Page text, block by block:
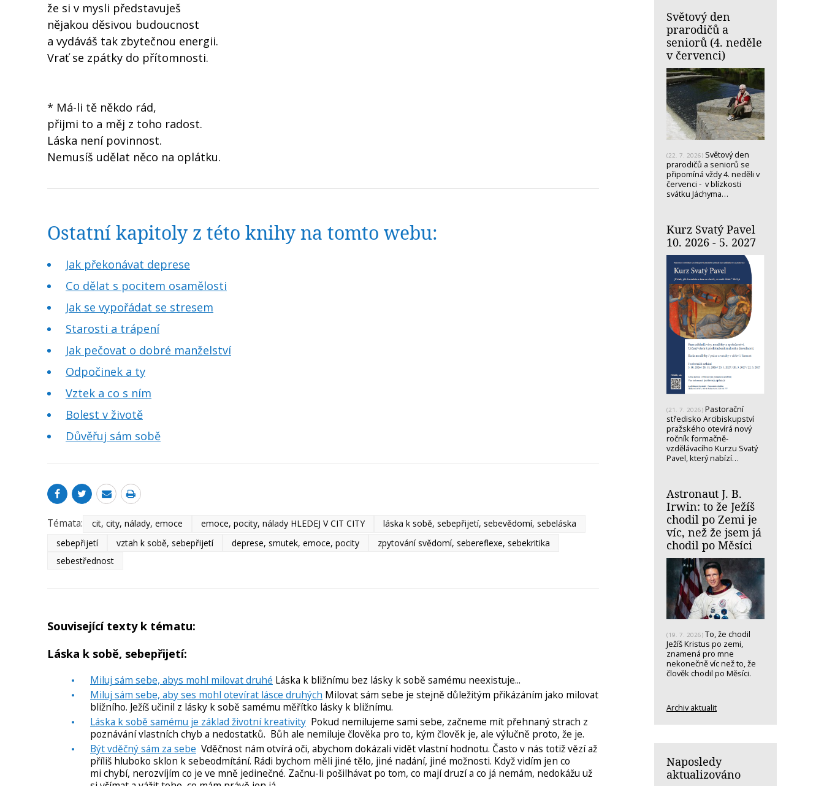
že si v mysli představuješ
nějakou děsivou budoucnost
a vydáváš tak zbytečnou energii.
Vrať se zpátky do přítomnosti.
* Má-li tě někdo rád,
přijmi to a měj z toho radost.
Láska není povinnost.
Nemusíš udělat něco na oplátku.
Ostatní kapitoly z této knihy na tomto webu:
Jak překonávat deprese
Co dělat s pocitem osamělosti
Jak se vypořádat se stresem
Starosti a trápení
Jak pečovat o dobré manželství
Odpočinek a ty
Vztek a co s ním
Bolest v životě
Důvěřuj sám sobě
Témata: cit, city, nálady, emoce emoce, pocity, nálady HLEDEJ V CIT CITY
láska k sobě, sebepřijetí, sebevědomí, sebeláska
sebepřijetí
vztah k sobě, sebepřijetí deprese, smutek, emoce, pocity
zpytování svědomí, sebereflexe, sebekritika
sebestřednost
Související texty k tématu:
Láska k sobě, sebepřijetí:
Miluj sám sebe, abys mohl milovat druhé Láska k bližnímu bez lásky k sobě samému neexistuje...
Miluj sám sebe, aby ses mohl otevírat lásce druhých Milovat sám sebe je stejně důležitým přikázáním jako milovat
bližního. Ježíš učinil z lásky k sobě samému měřítko lásky k bližnímu.
Láska k sobě samému je základ životní kreativity Pokud nemilujeme sami sebe, začneme mít přehnaný strach z
poznávání vlastních chyb a nedostatků. Bůh ale nemiluje člověka pro to, kým člověk je, ale výlučně proto, že je.
Být vděčný sám za sebe Vděčnost nám otvírá oči, abychom dokázali vidět vlastní hodnotu. Často v nás totiž vězí až
příliš hluboko sklon k sebeodmítání. Rádi bychom měli jiné tělo, jiné nadání, jiné možnosti. Když vidím jen co
mi chybí, nerozvíjím co je ve mně jedinečné. Začnu-li pošilhávat po tom, co mají druzí a co já nemám, nedokážu už
Světový den
prarodičů a
seniorů (4. neděle
v červenci)
(22. 7. 2026) Světový den
prarodičů a seniorů se
připomíná vždy 4. neděli v
červenci - v blízkosti
svátku Jáchyma…
Kurz Svatý Pavel
10. 2026 - 5. 2027
(21. 7. 2026) Pastorační
středisko Arcibiskupství
pražského otevírá nový
ročník formačně-
vzdělávacího Kurzu Svatý
Pavel, který nabízí…
Astronaut J. B.
Irwin: to že Ježíš
chodil po Zemi je
víc, než že jsem já
chodil po Měsíci
(19. 7. 2026) To, že chodil
Ježíš Kristus po zemi,
znamená pro mne
nekonečně víc než to, že
člověk chodil po Měsíci.
Archiv aktualit
Naposledy
aktualizováno